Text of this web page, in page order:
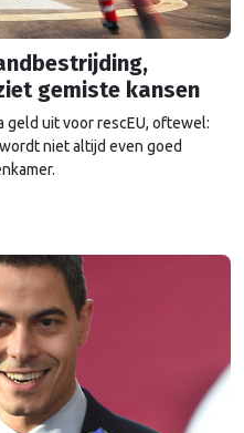
gemiste kansen
geld uit voor rescEU, oftewel:
niet altijd even goed